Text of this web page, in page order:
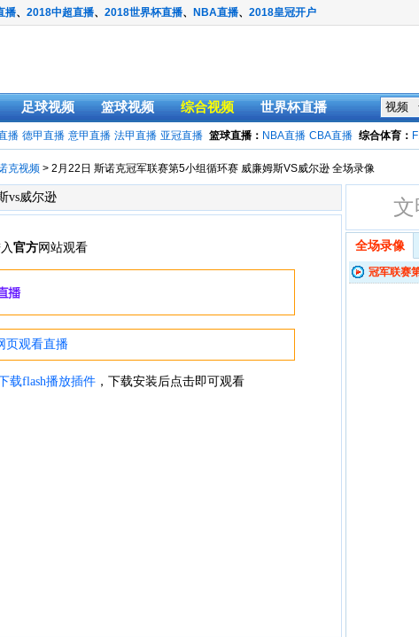
播、 2018中超直播、 2018世界杯直播、 NBA直播、 2018皇冠开户
足球视频 篮球视频 综合视频 世界杯直播
播 德甲直播 意甲直播 法甲直播 亚冠直播 篮球直播： NBA直播 CBA直播 综合体育：
克视频 > 2月22日 斯诺克冠军联赛第5小组循环赛 威廉姆斯VS威尔逊 全场录像
vs威尔逊 文
全场录像
冠军联赛